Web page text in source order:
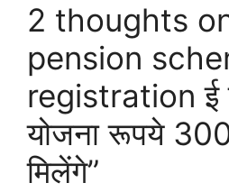
2 thoughts
pension
registration ई
योजना रूपये
मिलेंगे”